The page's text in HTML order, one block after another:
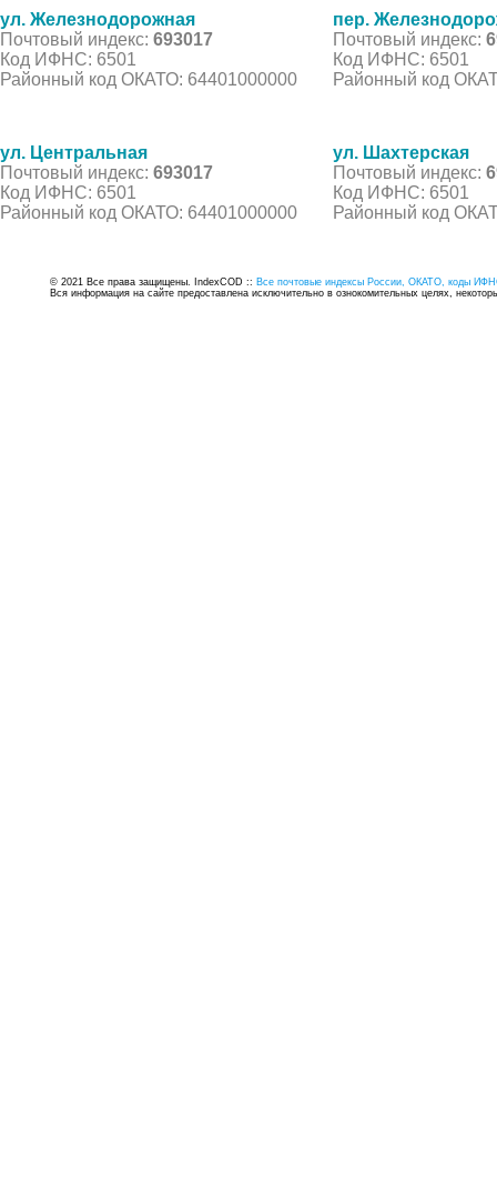
ул. Железнодорожная
Почтовый индекс: 693017
Код ИФНС: 6501
Районный код ОКАТО: 64401000000
пер.
Почтовый индекс:
Код ИФНС: 6501
Районный код
ул. Центральная
Почтовый индекс: 693017
Код ИФНС: 6501
Районный код ОКАТО: 64401000000
ул. Шахтерская
Почтовый индекс:
Код ИФНС: 6501
Районный код
© 2021 Все права защищены. IndexCOD :: Все почтовые индексы России, ОКАТО, коды
Вся информация на сайте предоставлена исключительно в ознокомительных целях,